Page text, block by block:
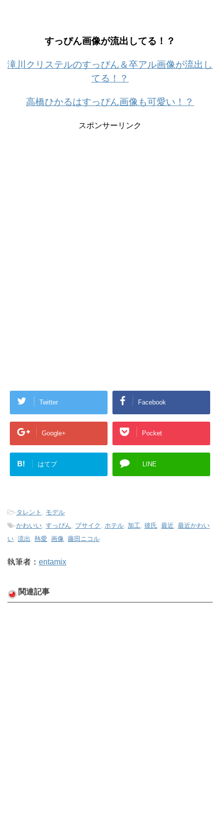
すっぴん画像が流出してる！？
滝川クリステルのすっぴん＆卒アル画像が流出し
てる！？
高橋ひかるはすっぴん画像も可愛い！？
スポンサーリンク
Twitter Facebook
Google+ Pocket
B! はてブ LINE
-タレント
モデル
-かわいい すっぴん ブサイク ホテル 加工 彼氏 最近 最近かわい
い 流出 熱愛 画像 藤田ニコル
執筆者： entamix
関連記事